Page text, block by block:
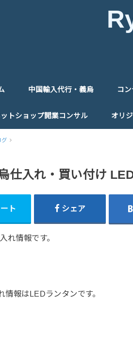
中国輸入代行・義烏
仕入代行
仕入同行
お問い合わせ
コ
トショップ開業コンサル
ングお申込みフォーム
オリ
グ
仕入れ・買い付け
ト シェア
れ情報です。
情報はLEDランタンです。